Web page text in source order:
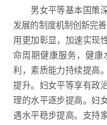
男女平等基本国策深
发展的制度机制创新完
用更加彰显，加速实现
命周期健康服务，健康
利，素质能力持续提高
提升。妇女平等享有政
理的水平逐步提高。妇
遇水平稳步提高。支持